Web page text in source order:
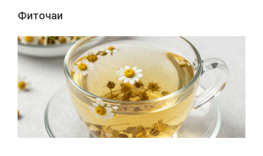
Фиточаи